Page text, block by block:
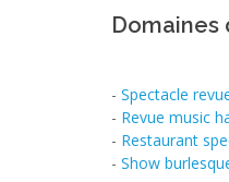
Domaines
- Spectacle
- Revue music
- Restaurant
- Show